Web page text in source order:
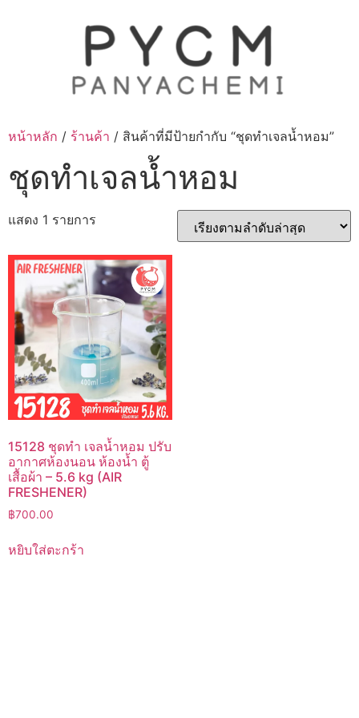
หน้าหลัก / ร้านค้า / สินค้าที่มีป้ายกำกับ “ชุดทำเจลน้ำหอม”
ชุดทำเจลน้ำหอม
แสดง 1 รายการ
15128 ชุดทำ เจลน้ำหอม ปรับ
อากาศห้องนอน ห้องน้ำ ตู้
เสื้อผ้า – 5.6 kg (AIR
FRESHENER)
฿700.00
หยิบใส่ตะกร้า